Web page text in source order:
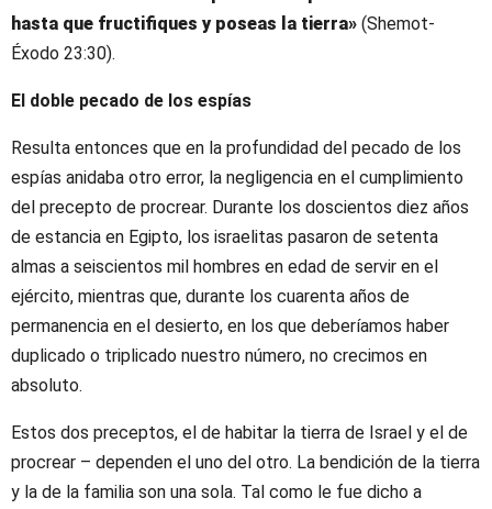
hasta que fructifiques y poseas la tierra» (Shemot-
Éxodo 23:30).
El doble pecado de los espías
Resulta entonces que en la profundidad del pecado de los
espías anidaba otro error, la negligencia en el cumplimiento
del precepto de procrear. Durante los doscientos diez años
de estancia en Egipto, los israelitas pasaron de setenta
almas a seiscientos mil hombres en edad de servir en el
ejército, mientras que, durante los cuarenta años de
permanencia en el desierto, en los que deberíamos haber
duplicado o triplicado nuestro número, no crecimos en
absoluto.
Estos dos preceptos, el de habitar la tierra de Israel y el de
procrear – dependen el uno del otro. La bendición de la tierra
y la de la familia son una sola. Tal como le fue dicho a